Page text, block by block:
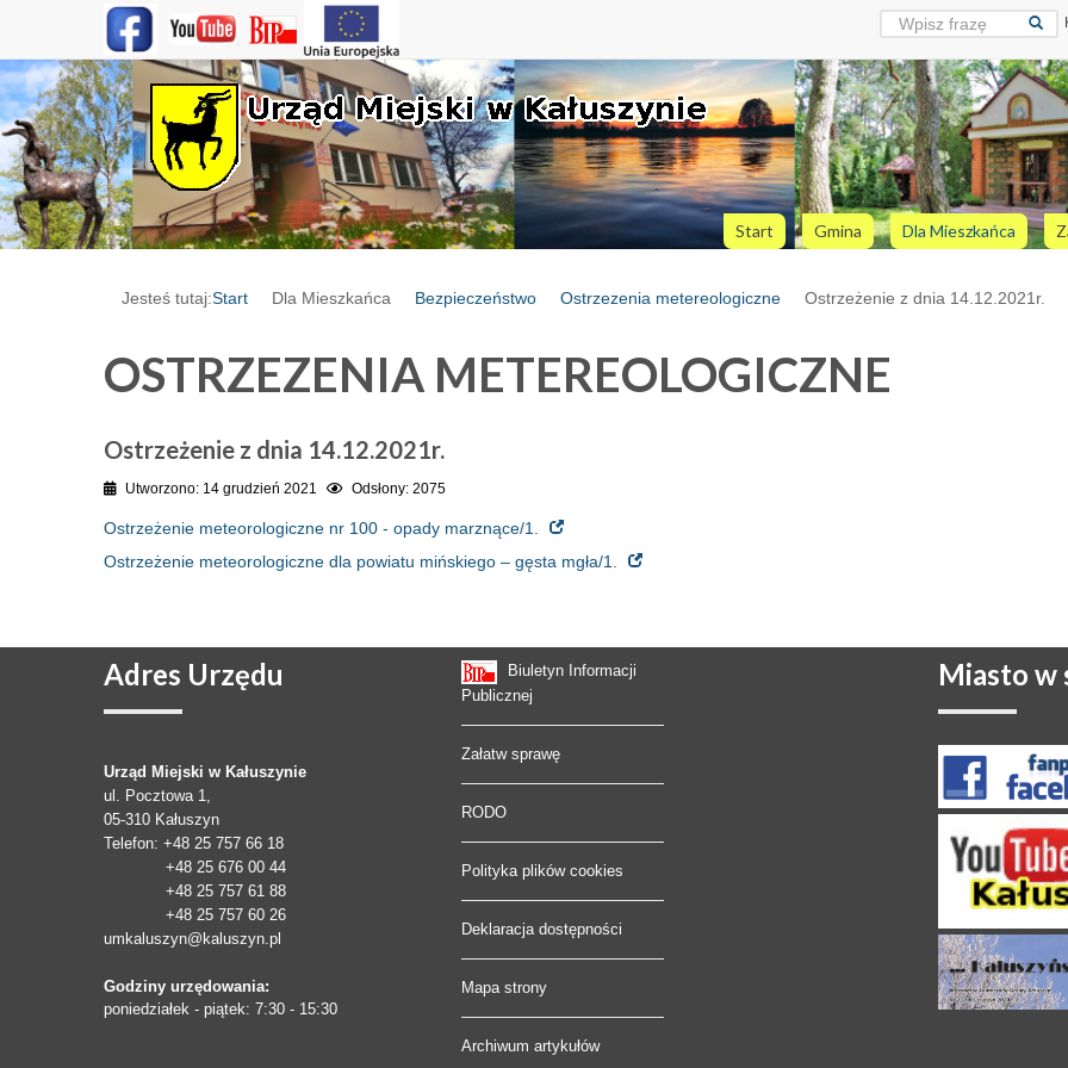
Start Gmina Dla Mieszkańca
Jesteś tutaj:Start Dla Mieszkańca Bezpieczeństwo Ostrzezenia metereologiczne Ostrzeżenie z dnia 14.12.2021r.
OSTRZEZENIA METEREOLOGICZNE
Ostrzeżenie z dnia 14.12.2021r.
Utworzono: 14 grudzień 2021 Odsłony: 2075
Ostrzeżenie meteorologiczne nr 100 - opady marznące/1.
Ostrzeżenie meteorologiczne dla powiatu mińskiego – gęsta mgła/1.
Adres Urzędu
Urząd Miejski w Kałuszynie
ul. Pocztowa 1,
05-310 Kałuszyn
Telefon: +48 25 757 66 18
+48 25 676 00 44
+48 25 757 61 88
+48 25 757 60 26
umkaluszyn@kaluszyn.pl
Godziny urzędowania:
poniedziałek - piątek: 7:30 - 15:30
Biuletyn Informacji
Publicznej
Załatw sprawę
RODO
Polityka plików cookies
Deklaracja dostępności
Mapa strony
Archiwum artykułów
Miasto w